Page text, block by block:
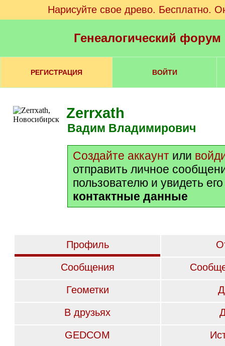
Нарисуйте свое древо. Бесплатно.
Генеалогический
РЕГИСТРАЦИЯ ВОЙТИ
Zerrxath
Вадим Владимирович
Создайте аккаунт или
отправить личное
пользователю и увидеть
контактные данные
Профиль
Сообщения
Геометки
В друзьях
GEDCOM